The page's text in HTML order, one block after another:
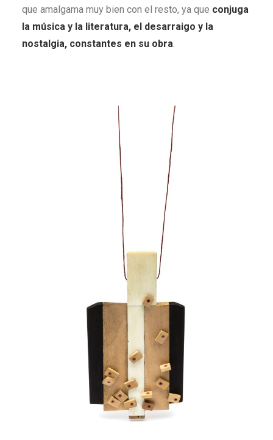
que amalgama muy bien con el resto, ya que conjuga
la música y la literatura, el desarraigo y la
nostalgia, constantes en su obra.